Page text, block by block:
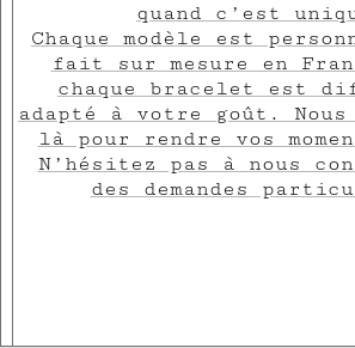
quand c’est
Chaque modèle est
fait sur mesure en
chaque bracelet est
adapté à votre goût. Nous
là pour rendre vos
N’hésitez pas à nous
des demandes